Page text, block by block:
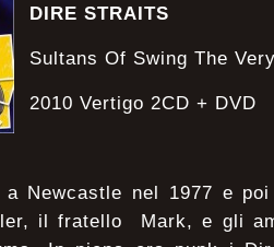
DIRE STRAITS
Sultans Of Swing The
2010 Vertigo 2CD + DVD
Newcastle nel 1977 e
il fratello Mark, e gli